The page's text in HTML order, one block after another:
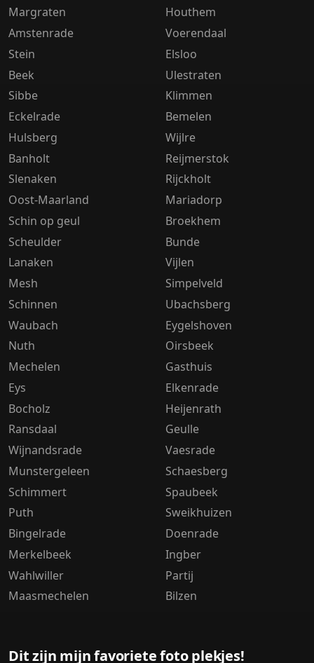
Margraten
Amstenrade
Stein
Beek
Sibbe
Eckelrade
Hulsberg
Banholt
Slenaken
Oost-Maarland
Schin op geul
Scheulder
Lanaken
Mesh
Schinnen
Waubach
Nuth
Mechelen
Eys
Bocholz
Ransdaal
Wijnandsrade
Munstergeleen
Schimmert
Puth
Bingelrade
Merkelbeek
Wahlwiller
Maasmechelen
Houthem
Voerendaal
Elsloo
Ulestraten
Klimmen
Bemelen
Wijlre
Reijmerstok
Rijckholt
Mariadorp
Broekhem
Bunde
Vijlen
Simpelveld
Ubachsberg
Eygelshoven
Oirsbeek
Gasthuis
Elkenrade
Heijenrath
Geulle
Vaesrade
Schaesberg
Spaubeek
Sweikhuizen
Doenrade
Ingber
Partij
Bilzen
Dit zijn mijn favoriete foto plekjes!